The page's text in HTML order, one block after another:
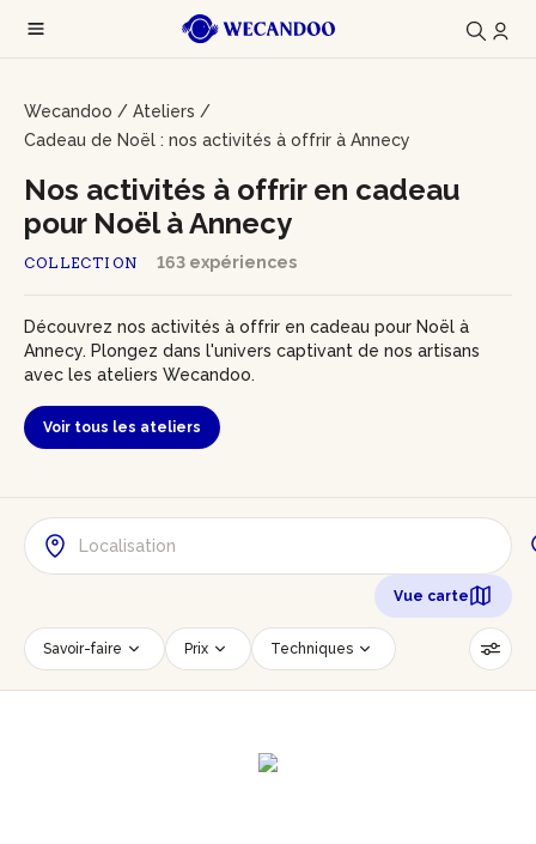
Wecandoo / Ateliers /
Cadeau de Noël : nos activités à offrir à Annecy
COLLECTION 163 expériences
Nos activités à offrir en cadeau
pour Noël à Annecy
Découvrez nos activités à offrir en cadeau pour Noël à
Annecy. Plongez dans l'univers captivant de nos artisans
avec les ateliers Wecandoo.
Voir tous les ateliers
Vue carte
Savoir-faire Prix Techniques
Date Créneau horaire